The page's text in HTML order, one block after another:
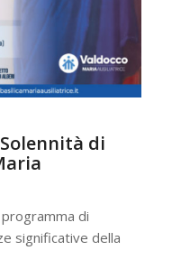
di
di
significative della